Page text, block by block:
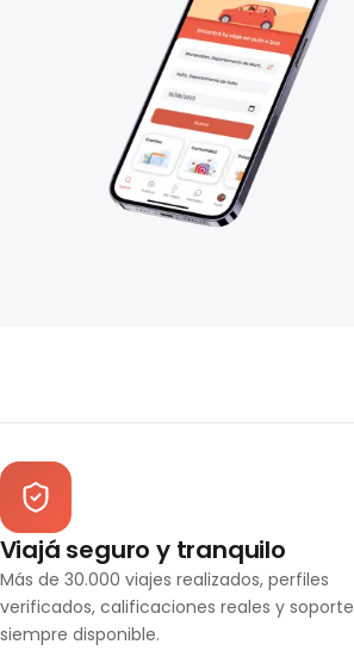
Viajá seguro y tranquilo
Más de 30.000 viajes realizados, perfiles
verificados, calificaciones reales y soporte
siempre disponible.